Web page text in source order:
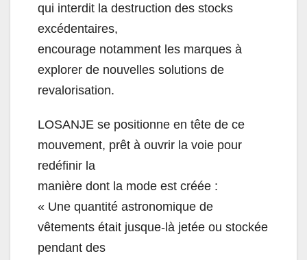
qui interdit la destruction des stocks
excédentaires,
encourage notamment les marques à
explorer de nouvelles solutions de
revalorisation.
LOSANJE se positionne en tête de ce
mouvement, prêt à ouvrir la voie pour
redéfinir la
manière dont la mode est créée :
« Une quantité astronomique de
vêtements était jusque-là jetée ou stockée
pendant des